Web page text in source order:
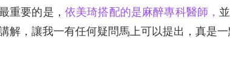
重要的是， 依美琦搭配的是麻醉專科醫師，
解，讓我一有任何疑問馬上可以提出，真是一